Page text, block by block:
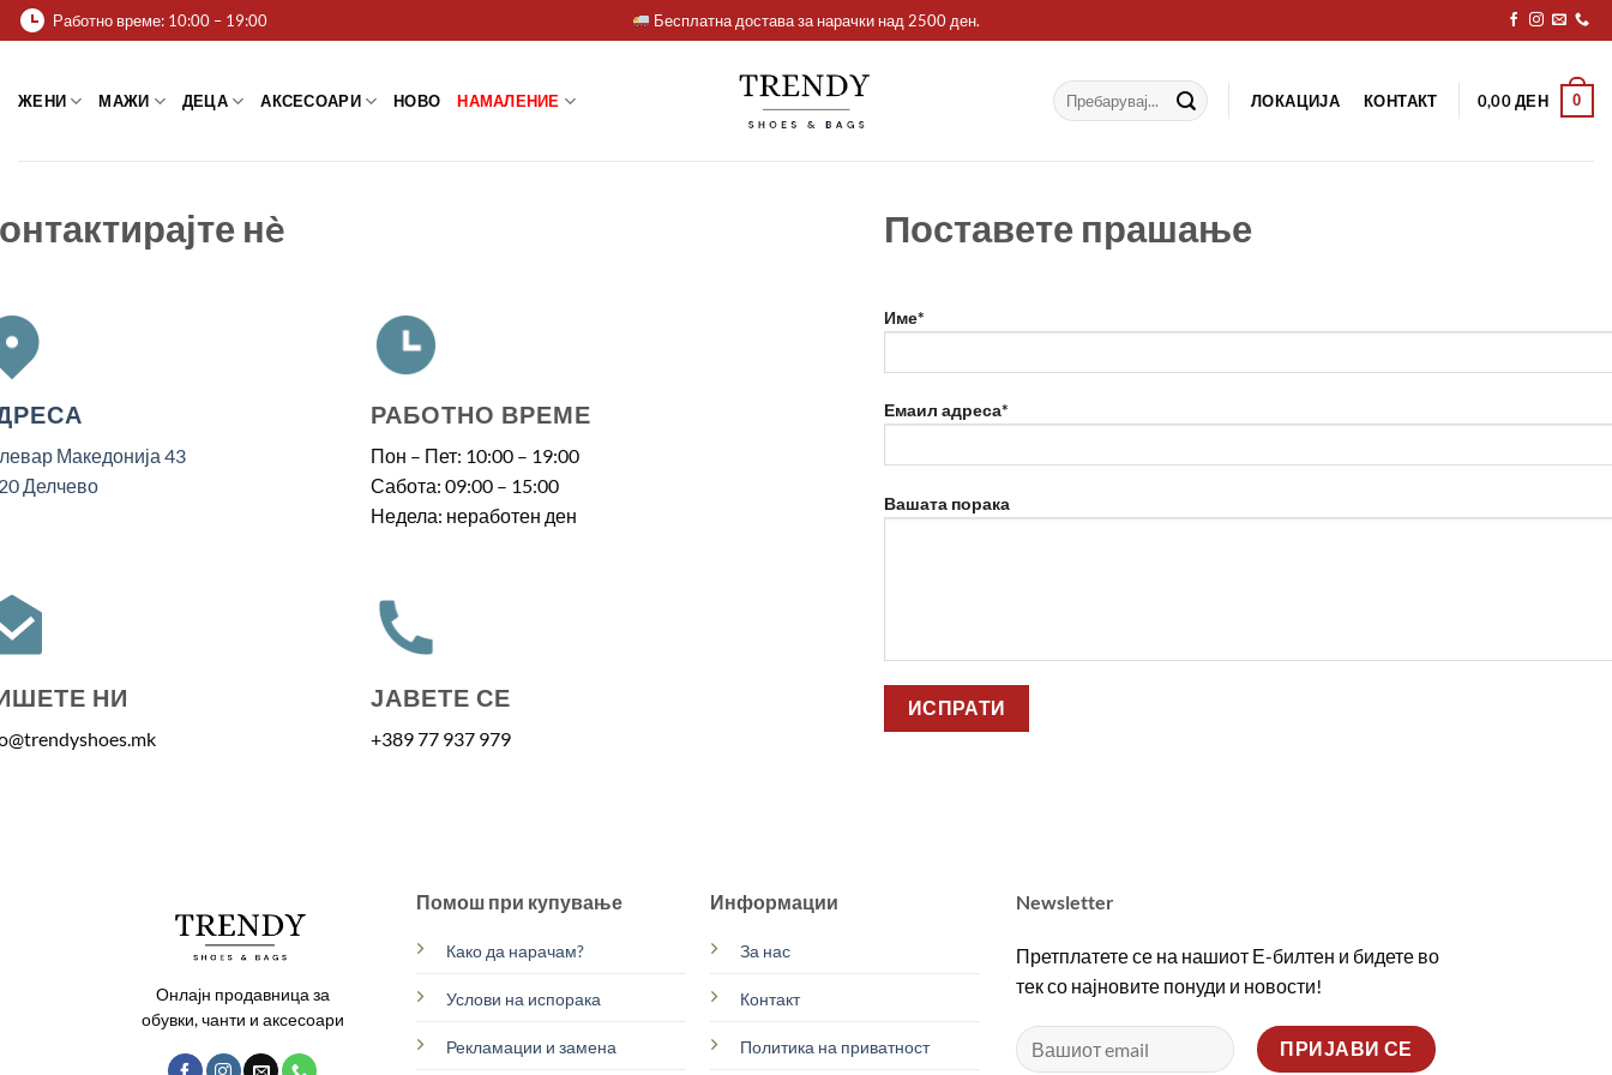
Skip
to
Работно време: 10:00 – 19:00 Бесплатна достава за нарачки над 2500 ден.
ЖЕНИ МАЖИ ДЕЦА АКСЕСОАРИ НОВО НАМАЛЕНИЕ
Барај
за:
ЛОКАЦИЈА КОНТАКТ 0,00ДЕН 0
Постави прашање
нè
Македонија 43
Делчево
РАБОТНО ВРЕМЕ
Пон – Пет: 10:00 – 19:00
Сабота: 09:00 – 15:00
Недела: неработен ден
НИ ЈАВЕТЕ СЕ
+389 77 937 979
Поставете прашање
Име*
Емаил адреса*
Вашата порака
Онлајн продавница за
обувки, чанти и аксесоари
Помош при купување
Како да нарачам?
Услови на испорака
Рекламации и замена
Информации
За нас
Контакт
Политика на приватност
Newsletter
Претплатете се на нашиот Е-билтен и бидете во
тек со најновите понуди и новости!